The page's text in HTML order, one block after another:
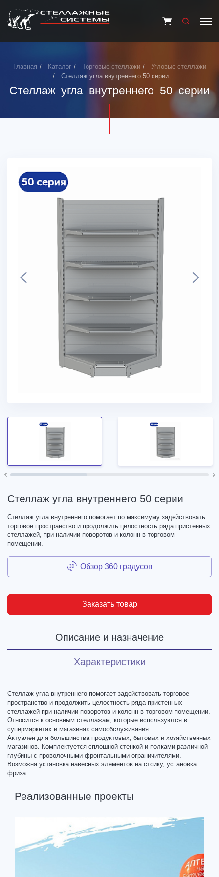
Главная Каталог Торговые стеллажи
Угловые стеллажи
Стеллаж угла внутреннего 50 серии
Стеллаж угла внутреннего 50 серии
Стеллаж угла внутреннего 50 серии
Стеллаж угла внутреннего помогает по максимуму задействовать
торговое пространство и продолжить целостность ряда пристенных
стеллажей, при наличии поворотов и колонн в торговом
помещении.
Обзор 360 градусов
Заказать товар
Описание и назначение
Характеристики
Стеллаж угла внутреннего помогает задействовать торговое
пространство и продолжить целостность ряда пристенных
стеллажей при наличии поворотов и колонн в торговом помещении.
Относится к основным стеллажам, которые используются в
супермаркетах и магазинах самообслуживания.
Актуален для большинства продуктовых, бытовых и хозяйственных
магазинов. Комплектуется сплошной стенкой и полками различной
глубины с проволочными фронтальными ограничителями.
Возможна установка навесных элементов на стойку, установка
фриза.
Реализованные проекты